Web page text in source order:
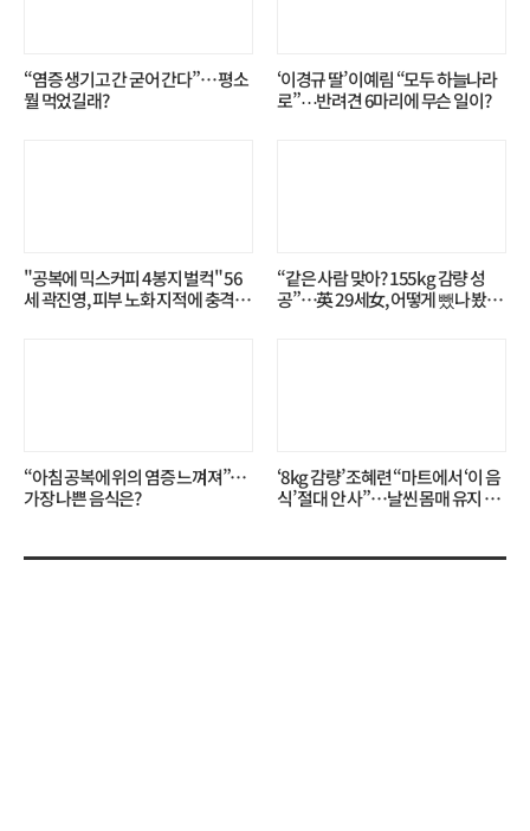
“염증 생기고 간 굳어 간다”… 평소
뭘 먹었길래?
‘이경규 딸’ 이예림 “모두 하늘나라
로”⋯반려견 6마리에 무슨 일이?
"공복에 믹스커피 4봉지 벌컥" 56
세 곽진영, 피부 노화 지적에 충격…
“같은 사람 맞아? 155kg 감량 성
공”…英 29세女, 어떻게 뺐나 봤더
“아침 공복에 위의 염증 느껴져”…
가장 나쁜 음식은?
‘8kg 감량’ 조혜련 “마트에서 ‘이 음
식’ 절대 안 사”…날씬 몸매 유지 비